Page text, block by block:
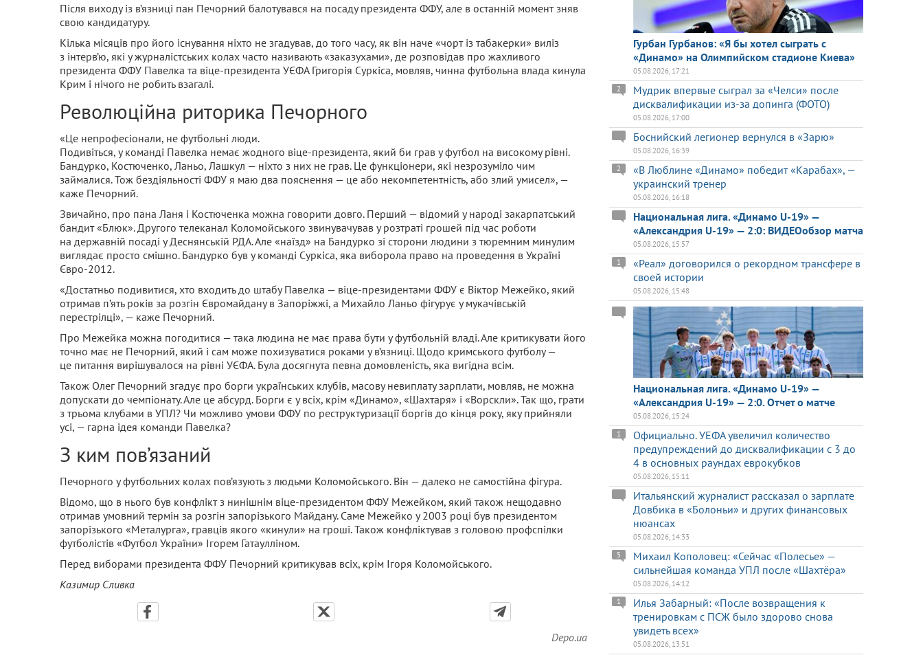
Після виходу із в’язниці пан Печорний балотувався на посаду президента ФФУ, але в останній момент зняв
свою кандидатуру.
Кілька місяців про його існування ніхто не згадував, до того часу, як він наче «чорт із табакерки» виліз
з інтерв’ю, які у журналістських колах часто називають «заказухами», де розповідав про жахливого
президента ФФУ Павелка та віце-президента УЄФА Григорія Суркіса, мовляв, чинна футбольна влада кинула
Крим і нічого не робить взагалі.
Революційна риторика Печорного
«Це непрофесіонали, не футбольні люди.
Подивіться, у команді Павелка немає жодного віце-президента, який би грав у футбол на високому рівні.
Бандурко, Костюченко, Ланьо, Лашкул — ніхто з них не грав. Це функціонери, які незрозуміло чим
займалися. Тож бездіяльності ФФУ я маю два пояснення — це або некомпетентність, або злий умисел», —
каже Печорний.
Звичайно, про пана Ланя і Костюченка можна говорити довго. Перший — відомий у народі закарпатський
бандит «Блюк». Другого телеканал Коломойського звинувачував у розтраті грошей під час роботи
на державній посаді у Деснянській РДА. Але «наїзд» на Бандурко зі сторони людини з тюремним минулим
виглядає просто смішно. Бандурко був у команді Суркіса, яка виборола право на проведення в Україні
Євро-2012.
«Достатньо подивитися, хто входить до штабу Павелка — віце-президентами ФФУ є Віктор Межейко, який
отримав п’ять років за розгін Євромайдану в Запоріжжі, а Михайло Ланьо фігурує у мукачівській
перестрілці», — каже Печорний.
Про Межейка можна погодитися — така людина не має права бути у футбольній владі. Але критикувати його
точно має не Печорний, який і сам може похизуватися роками у в’язниці. Щодо кримського футболу —
це питання вирішувалося на рівні УЄФА. Була досягнута певна домовленість, яка вигідна всім.
Також Олег Печорний згадує про борги українських клубів, масову невиплату зарплати, мовляв, не можна
допускати до чемпіонату. Але це абсурд. Борги є у всіх, крім «Динамо», «Шахтаря» і «Ворскли». Так що, грати
з трьома клубами в УПЛ? Чи можливо умови ФФУ по реструктуризації боргів до кінця року, яку прийняли
усі, — гарна ідея команди Павелка?
З ким пов’язаний
Печорного у футбольних колах пов’язують з людьми Коломойського. Він — далеко не самостійна фігура.
Відомо, що в нього був конфлікт з нинішнім віце-президентом ФФУ Межейком, який також нещодавно
отримав умовний термін за розгін запорізького Майдану. Саме Межейко у 2003 році був президентом
запорізького «Металурга», гравців якого «кинули» на гроші. Також конфліктував з головою профспілки
футболістів «Футбол України» Ігорем Гатаулліном.
Перед виборами президента ФФУ Печорний критикував всіх, крім Ігоря Коломойського.
Казимир Сливка
Depo.ua
Гурбан Гурбанов: «Я бы хотел сыграть с
«Динамо» на Олимпийском стадионе Киева»
05.08.2026, 17:21
Мудрик впервые сыграл за «Челси» после
дисквалификации из-за допинга (ФОТО)
2
05.08.2026, 17:00
Боснийский легионер вернулся в «Зарю»
05.08.2026, 16:39
«В Люблине «Динамо» победит «Карабах», —
украинский тренер
2
05.08.2026, 16:18
Национальная лига. «Динамо U-19» —
«Александрия U-19» — 2:0: ВИДЕОобзор матча
05.08.2026, 15:57
«Реал» договорился о рекордном трансфере в
своей истории
1
05.08.2026, 15:48
Национальная лига. «Динамо U-19» —
«Александрия U-19» — 2:0. Отчет о матче
05.08.2026, 15:24
Официально. УЕФА увеличил количество
предупреждений до дисквалификации с 3 до
4 в основных раундах еврокубков
1
05.08.2026, 15:11
Итальянский журналист рассказал о зарплате
Довбика в «Болоньи» и других финансовых
нюансах
05.08.2026, 14:33
Михаил Кополовец: «Сейчас «Полесье» —
сильнейшая команда УПЛ после «Шахтёра»
5
05.08.2026, 14:12
Илья Забарный: «После возвращения к
тренировкам с ПСЖ было здорово снова
увидеть всех»
1
05.08.2026, 13:51